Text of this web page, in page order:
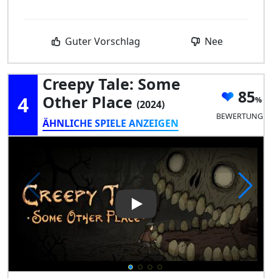
Guter Vorschlag Nee
4
Creepy Tale: Some
Other Place (2024)
ÄHNLICHE SPIELE ANZEIGEN
85
BEWERTUNG
Play Video: Creepy Tale: